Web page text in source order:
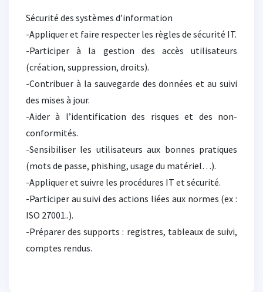
Sécurité des systèmes d’information
-Appliquer et faire respecter les règles de sécurité IT.
-Participer à la gestion des accès utilisateurs
(création, suppression, droits).
-Contribuer à la sauvegarde des données et au suivi
des mises à jour.
-Aider à l’identification des risques et des non-
conformités.
-Sensibiliser les utilisateurs aux bonnes pratiques
(mots de passe, phishing, usage du matériel…).
-Appliquer et suivre les procédures IT et sécurité.
-Participer au suivi des actions liées aux normes (ex :
ISO 27001..).
-Préparer des supports : registres, tableaux de suivi,
comptes rendus.